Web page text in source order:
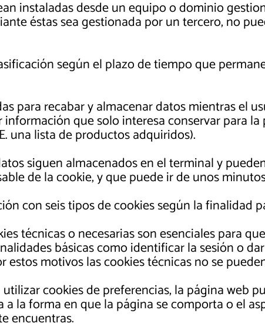
instaladas desde un equipo o dominio
éstas sea gestionada por un tercero, no
según el plazo de tiempo que
para recabar y almacenar datos mientras el
que solo interesa conservar para
una lista de productos adquiridos).
siguen almacenados en el terminal y
de la cookie, y que puede ir de unos
con seis tipos de cookies según la finalidad
técnicas o necesarias son esenciales para
básicas como identificar la sesión o
estos motivos las cookies técnicas no se
utilizar cookies de preferencias, la página web
la forma en que la página se comporta o el
encuentras.